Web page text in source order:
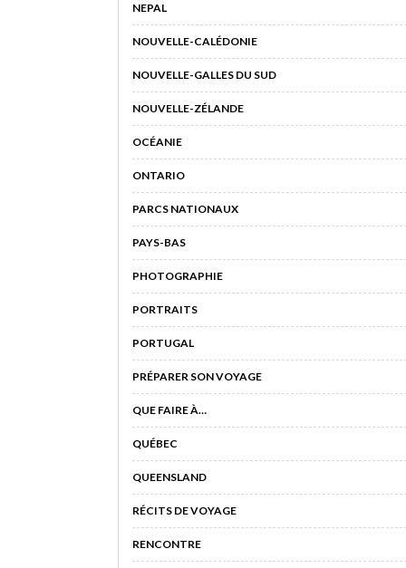
NEPAL
NOUVELLE-CALÉDONIE
NOUVELLE-GALLES DU SUD
NOUVELLE-ZÉLANDE
OCÉANIE
ONTARIO
PARCS NATIONAUX
PAYS-BAS
PHOTOGRAPHIE
PORTRAITS
PORTUGAL
PRÉPARER SON VOYAGE
QUE FAIRE À…
QUÉBEC
QUEENSLAND
RÉCITS DE VOYAGE
RENCONTRE